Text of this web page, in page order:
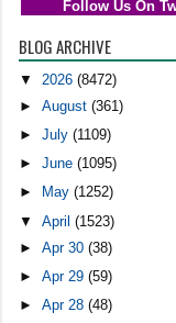
Follow Us On
BLOG ARCHIVE
▼ 2026(8472)
►August(361)
►July(1109)
►June(1095)
►
May(1252)
▼April(1523)
►Apr 30(38)
►Apr 29(59)
►Apr 28(48)